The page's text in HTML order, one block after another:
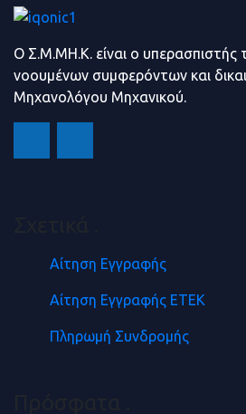
Ο Σ.Μ.ΜΗ.Κ. είναι ο υπερασπιστής
νοουμένων συμφερόντων και
Μηχανολόγου Μηχανικού.
Αίτηση Εγγραφής
Αίτηση Εγγραφής ΕΤΕΚ
Πληρωμή Συνδρομής